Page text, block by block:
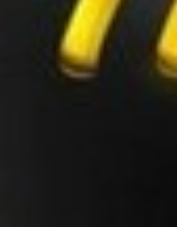
CÔTÉ MER